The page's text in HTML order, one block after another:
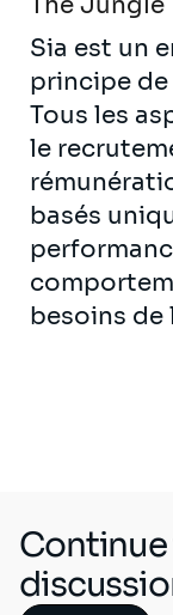
Sia est un
principe de
Tous les
le
basés
besoins de